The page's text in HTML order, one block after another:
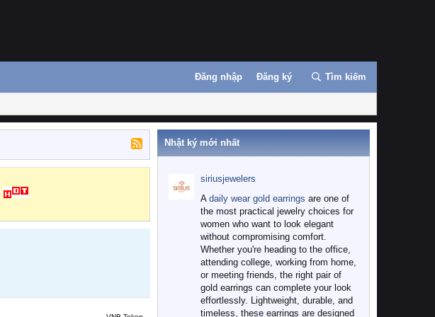
Đăng nhập Đăng ký Tìm kiếm
Nhật ký mới nhất
siriusjewelers
A daily wear gold earrings are one of
the most practical jewelry choices for
women who want to look elegant
without compromising comfort.
Whether you're heading to the office,
attending college, working from home,
or meeting friends, the right pair of
gold earrings can complete your look
effortlessly. Lightweight, durable, and
timeless, these earrings are designed